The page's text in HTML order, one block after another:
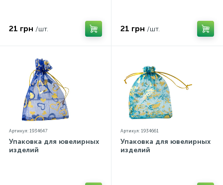
21 грн /шт. 21 грн /шт.
Артикул: 1934647
Упаковка для ювелирных
изделий
Артикул: 1934661
Упаковка для ювелирных
изделий